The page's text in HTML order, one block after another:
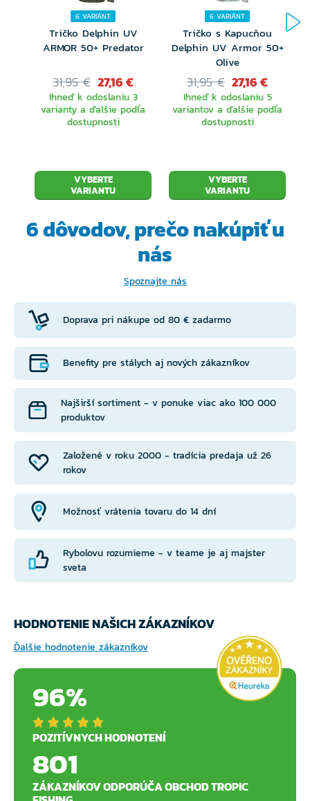
6 VARIÁNT
Tričko Delphin UV
ARMOR 50+ Predator
31,95 € 27,16 €
Ihneď k odoslaniu 3
varianty a ďalšie podľa
dostupnosti
VYBERTE
VARIANTU
6 VARIÁNT
Tričko s Kapucňou
Delphin UV Armor 50+
Olive
31,95 € 27,16 €
Ihneď k odoslaniu 5
variantov a ďalšie podľa
dostupnosti
VYBERTE
VARIANTU
6 dôvodov, prečonakúpiť u
nás
Spoznajte nás
Doprava pri nákupe od 80 € zadarmo
Založené v roku 2000 - tradícia predaja už 26
rokov
Benefity pre stálych aj nových zákazníkov
Možnosť vrátenia tovaru do 14 dní
Najširší sortiment - v ponuke viac ako 100 000
produktov
Rybolovu rozumieme - v teame je aj majster
sveta
HODNOTENIE NAŠICH ZÁKAZNÍKOV
Ďalšie hodnotenie zákazníkov
96%
POZITÍVNYCH HODNOTENÍ
801
ZÁKAZNÍKOV ODPORÚČA OBCHOD TROPIC